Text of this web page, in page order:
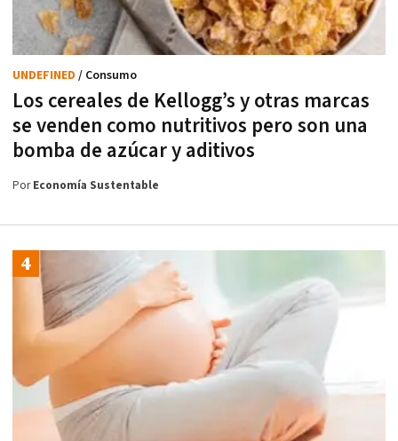
Los cereales de Kellogg’s y otras marcas
se venden como nutritivos pero son una
bomba de azúcar y aditivos
UNDEFINED / Consumo
PorEconomía Sustentable